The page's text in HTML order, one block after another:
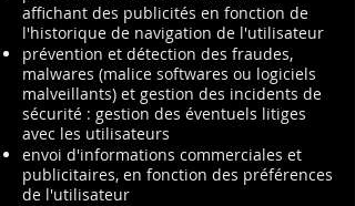
affichant des publicités en fonction de
l'historique de navigation de l'utilisateur
prévention et détection des fraudes,
malwares (malice softwares ou logiciels
malveillants) et gestion des incidents de
sécurité : gestion des éventuels litiges
avec les utilisateurs
envoi d'informations commerciales et
publicitaires, en fonction des préférences
de l'utilisateur